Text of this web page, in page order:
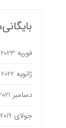
فوریه 2023
ژانویه 2022
دسامبر 2021
جولای 2019